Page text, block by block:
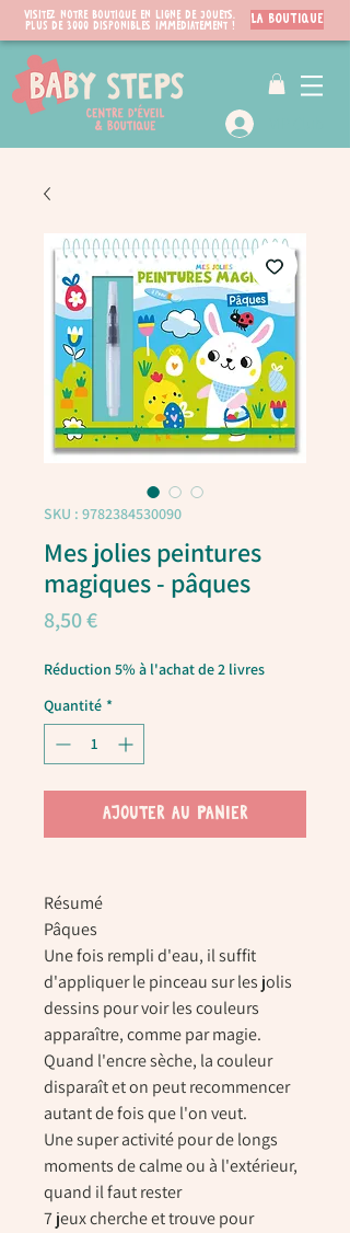
Visitez notre boutique en ligne de jouets.
PLUS de 3000 disponibles immédiatement !
LA BOUTIQUE
SKU : 9782384530090
Mes jolies peintures
magiques - pâques
8,50 €Prix
Réduction 5% à l'achat de 2 livres
Quantité *
AJOUTER AU PANIER
Résumé
Pâques
Une fois rempli d'eau, il suffit
d'appliquer le pinceau sur les jolis
dessins pour voir les couleurs
apparaître, comme par magie.
Quand l'encre sèche, la couleur
disparaît et on peut recommencer
autant de fois que l'on veut.
Une super activité pour de longs
moments de calme ou à l'extérieur,
quand il faut rester
7 jeux cherche et trouve pour